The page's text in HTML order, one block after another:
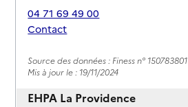
04 71 69 49 00
Contact
Source des données : Finess n° 150783801
Mis à jour le : 19/11/2024
EHPA La Providence